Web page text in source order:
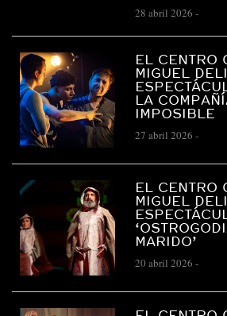
28 abril 2026 -
EL CENTRO
MIGUEL
LA
IMPOSIBLE
27 abril 2026 -
EL CENTRO
MIGUEL
MARIDO’
20 abril 2026 -